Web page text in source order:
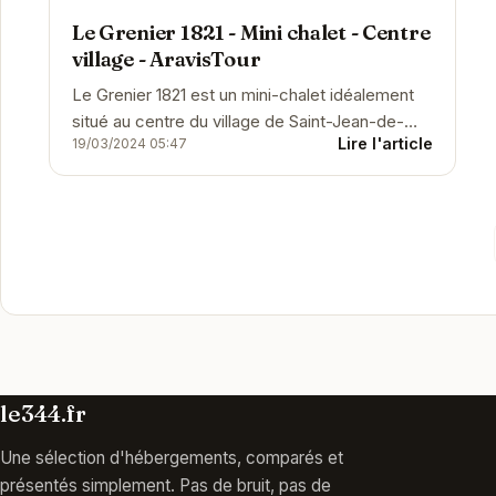
Le Grenier 1821 - Mini chalet - Centre
village - AravisTour
Le Grenier 1821 est un mini-chalet idéalement
situé au centre du village de Saint-Jean-de-
Sixt. Il offre un cadre chaleureux et confortable
pour...
19/03/2024 05:47 Lire l'article
le344.fr
Une sélection d'hébergements, comparés et
présentés simplement. Pas de bruit, pas de